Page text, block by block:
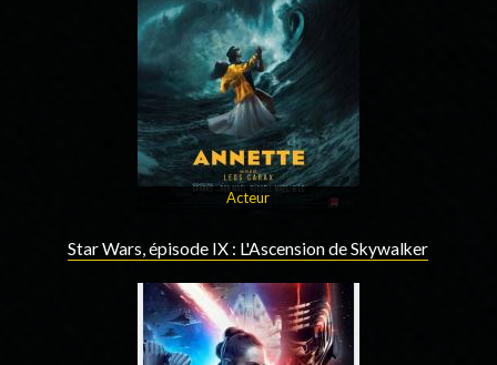
Acteur
Star Wars, épisode IX : L'Ascension de Skywalker